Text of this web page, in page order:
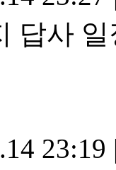
답사
23:19